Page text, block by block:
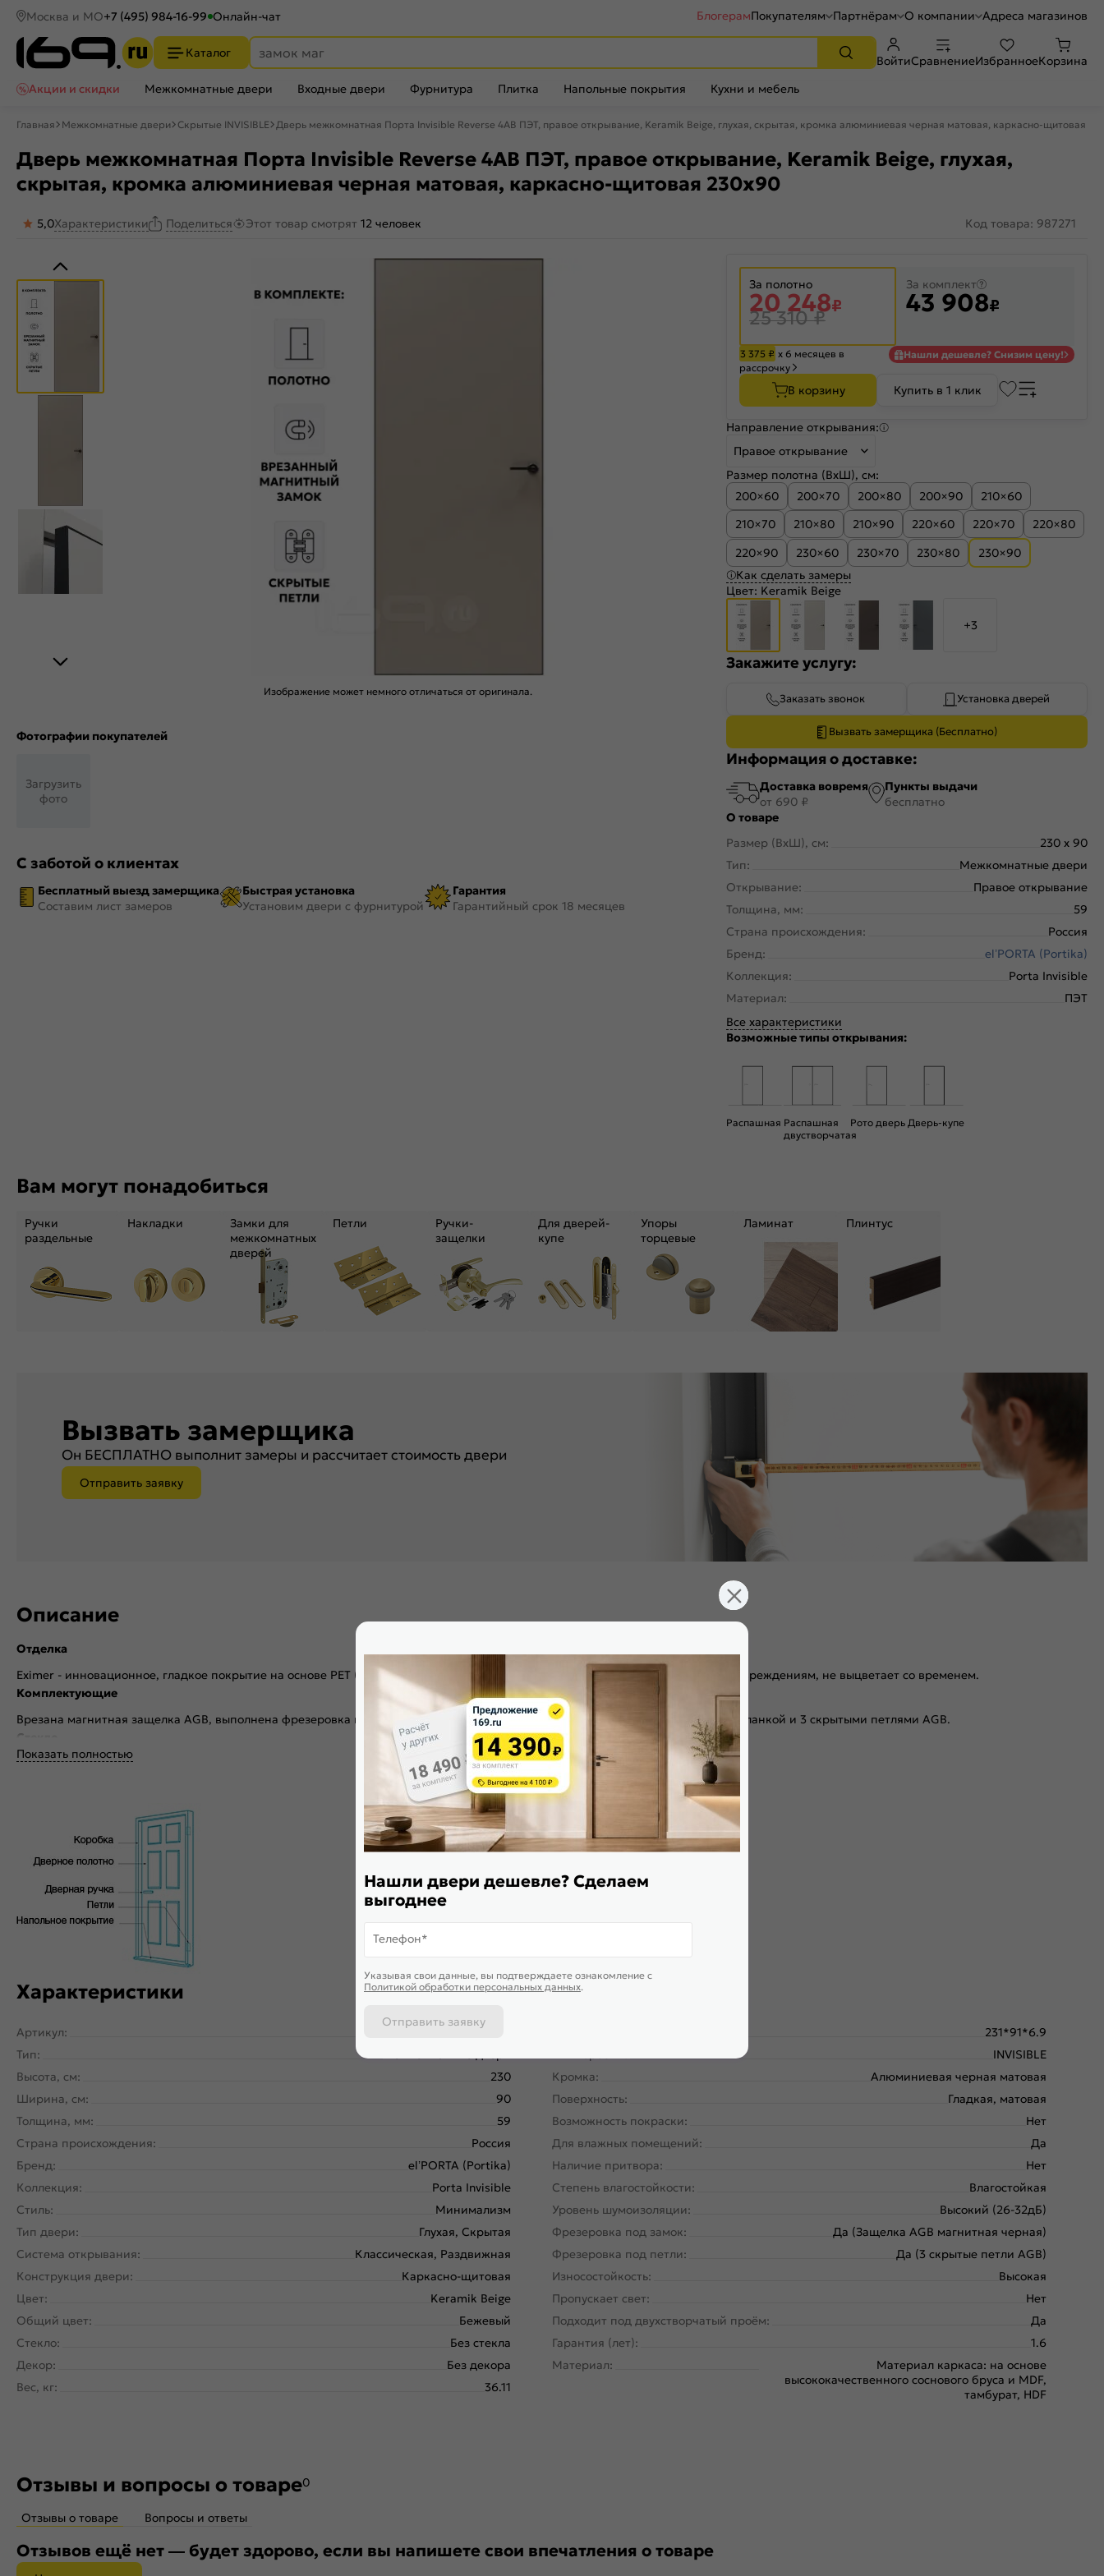
Москва и МО+7 (495) 984-16-99 Онлайн-чат БлогерамПокупателям Партнёрам О компании Адреса магазинов
Каталог
ВойтиСравнениеИзбранноеКорзина
Акции и скидки
Межкомнатные двери Входные двери Фурнитура Плитка Напольные покрытия Кухни и мебель
Главная Межкомнатные двери Скрытые INVISIBLE Дверь межкомнатная Порта Invisible Reverse 4AB ПЭТ, правое открывание, Keramik Beige, глухая, скрытая, кромка алюминиевая черная матовая, каркасно-щитовая
Дверь межкомнатная Порта Invisible Reverse 4AB ПЭТ, правое открывание, Keramik Beige, глухая,
скрытая, кромка алюминиевая черная матовая, каркасно-щитовая 230x90
5,0Характеристики Поделиться Этот товар смотрят 12 человек Код товара: 987271
Изображение может немного отличаться от оригинала.
Фотографии покупателей
Загрузить
фото
С заботой о клиентах
Бесплатный выезд замерщика
Составим лист замеров
Быстрая установка
Установим двери с фурнитурой
Гарантия
Гарантийный срок 18 месяцев
За полотно
20 248₽
25 310₽
За комплект
43 908₽
3 375 ₽ х 6 месяцев в
рассрочку
Нашли дешевле? Снизим цену!
В корзину Купить в 1 клик
Направление открывания:
Правое открывание
Размер полотна (ВхШ), см:
200×60
200×70 200×80 200×90
210×60
210×70
210×80 210×90 220×60 220×70
220×80
220×90
230×60 230×70 230×80
230×90
Как сделать замеры
Цвет: Keramik Beige
+3
Закажите услугу:
Заказать звонок Установка дверей
Вызвать замерщика (Бесплатно)
Информация о доставке:
Доставка вовремя
от 690 ₽
Пункты выдачи
бесплатно
О товаре
Размер (ВхШ), см:
230 x 90
Тип:
Межкомнатные двери
Открывание:
Правое открывание
Толщина, мм:
59
Страна происхождения:
Россия
Бренд:
el’PORTA (Portika)
Коллекция:
Porta Invisible
Материал:
ПЭТ
Все характеристики
Возможные типы открывания:
Распашная Распашная
двустворчатая
Рото дверь Дверь-купе
Вам могут понадобиться
Ручки
раздельные
Накладки
Замки для
межкомнатных
дверей
Петли
Ручки-
защелки
Для дверей-
купе
Упоры
торцевые
Ламинат Плинтус
Вызвать замерщика
Он БЕСПЛАТНО выполнит замеры и рассчитает стоимость двери
Отправить заявку
Описание
Отделка
Eximer - инновационное, гладкое покрытие на основе PET (Южная Корея), превосходящее эмаль. Экологично, устойчиво к повреждениям, не выцветает со временем.
Комплектующие
Врезана магнитная защелка AGB, выполнена фрезеровка под 3 скрытые петли. Дверная коробка укомплектована ответной планкой и 3 скрытыми петлями AGB.
Стекло
Без стекла
Двери с алюминиевой кромкой укомплектованы механизмом магнитной защелки для легкого и практически бесшумного закрывания; выполнена фрезеровка под скрытые петли.
Показать полностью
Характеристики
Артикул:
58190-11180
Тип:
Высота, см:
230
Ширина, см:
90
Толщина, мм:
59
Страна происхождения:
Россия
Бренд:
el’PORTA (Portika)
Коллекция:
Porta Invisible
Стиль:
Минимализм
Тип двери:
Глухая, Скрытая
Система открывания:
Классическая, Раздвижная
Конструкция двери:
Каркасно-щитовая
Цвет:
Keramik Beige
Общий цвет:
Бежевый
Стекло:
Без стекла
Декор:
Без декора
Вес, кг:
36.11
231*91*6.9
INVISIBLE
Кромка:
Алюминиевая черная матовая
Поверхность:
Гладкая, матовая
Возможность покраски:
Нет
Для влажных помещений:
Да
Наличие притвора:
Нет
Степень влагостойкости:
Влагостойкая
Уровень шумоизоляции:
Высокий (26-32дБ)
Фрезеровка под замок:
Да (Защелка AGB магнитная черная)
Фрезеровка под петли:
Да (3 скрытые петли AGB)
Износостойкость:
Высокая
Пропускает свет:
Нет
Подходит под двухстворчатый проём:
Да
Гарантия (лет):
1.6
Материал:
Материал каркаса: на основе
высококачественного соснового бруса и MDF,
тамбурат, HDF
Отзывы и вопросы о товаре0
Отзывы о товаре Вопросы и ответы
Отзывов ещё нет — будет здорово, если вы напишете свои впечатления о товаре
Нашли двери дешевле? Сделаем
выгоднее
Телефон*
Указывая свои данные, вы подтверждаете ознакомление c
Политикой обработки персональных данных.
Отправить заявку